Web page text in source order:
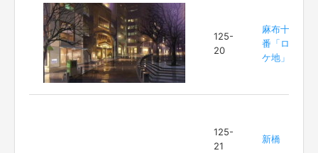
125-
20
麻布十
番「ロ
ケ地」
125-
21
新橋